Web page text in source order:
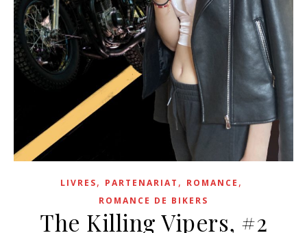
LIVRES, PARTENARIAT , ROMANCE ,
ROMANCE DE BIKERS
The Killing Vipers, #2